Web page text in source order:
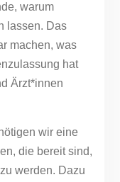
warum
lassen. Das
machen, was
hat
Ärzt*innen
wir eine
die bereit sind,
werden. Dazu